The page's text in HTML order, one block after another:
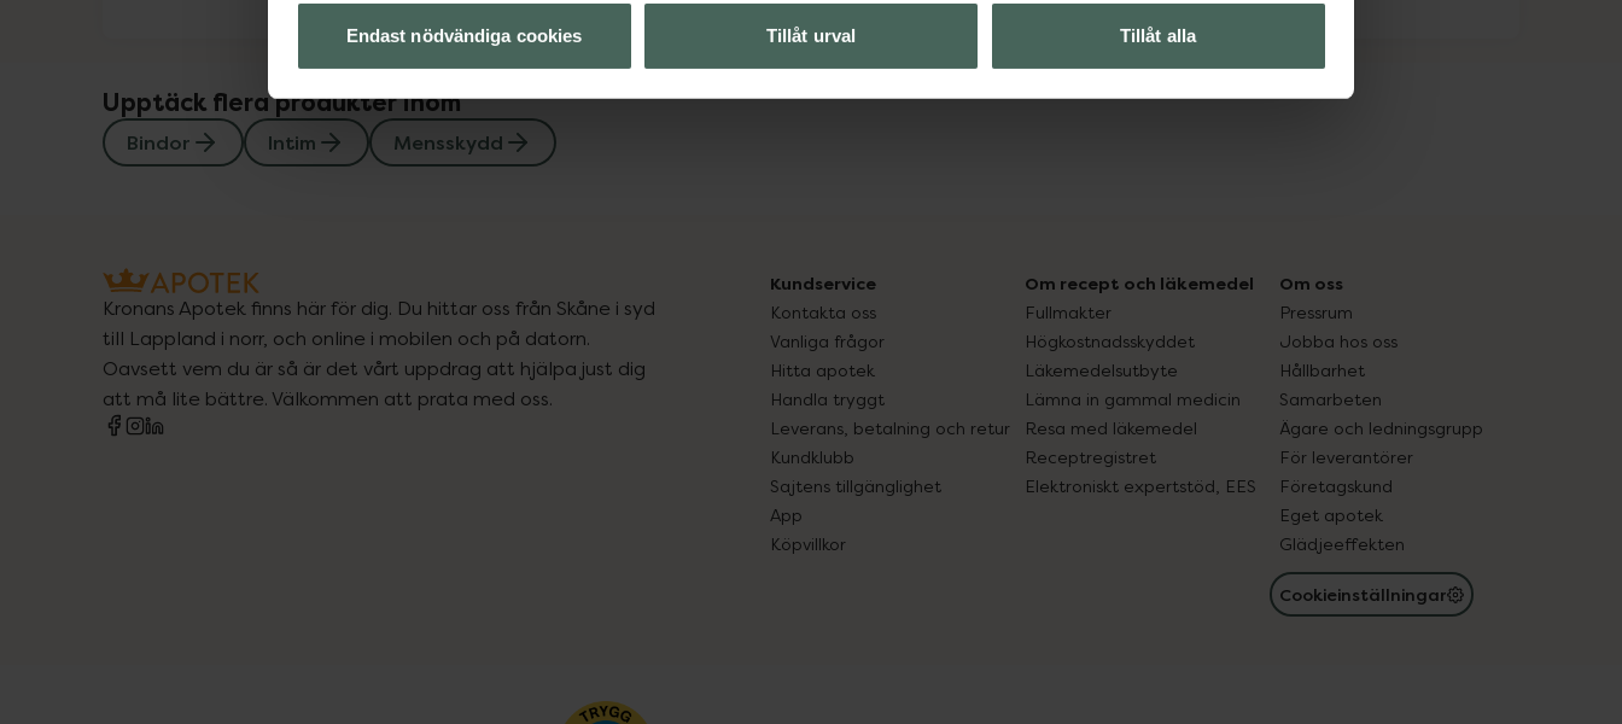
Endast nödvändiga cookies Tillåt urval Tillåt alla
Upptäck flera produkter inom
Bindor Intim Mensskydd
Kronans Apotek finns här för dig. Du hittar oss från Skåne i syd
till Lappland i norr, och online i mobilen och på datorn.
Oavsett vem du är så är det vårt uppdrag att hjälpa just dig
att må lite bättre. Välkommen att prata med oss.
Kundservice
Kontakta oss
Vanliga frågor
Hitta apotek
Handla tryggt
Leverans, betalning och retur
Kundklubb
Sajtens tillgänglighet
App
Köpvillkor
Om recept och läkemedel
Fullmakter
Högkostnadsskyddet
Läkemedelsutbyte
Lämna in gammal medicin
Resa med läkemedel
Receptregistret
Elektroniskt expertstöd, EES
Om oss
Pressrum
Jobba hos oss
Hållbarhet
Samarbeten
Ägare och ledningsgrupp
För leverantörer
Företagskund
Eget apotek
Glädjeeffekten
Cookieinställningar